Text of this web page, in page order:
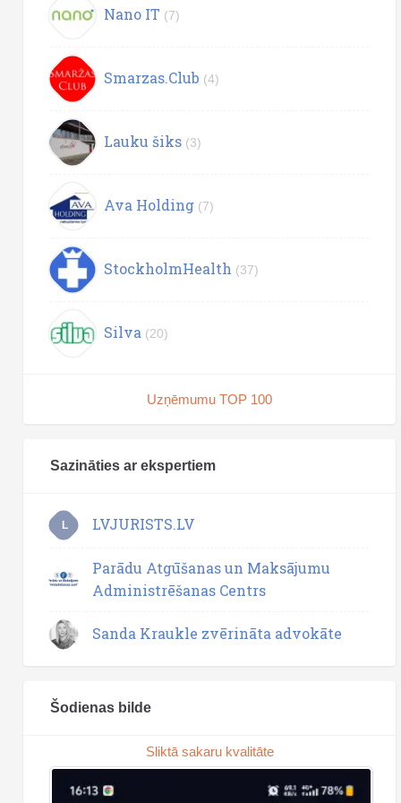
Nano IT (7)
Smarzas.Club (4)
Lauku šiks (3)
Ava Holding (7)
StockholmHealth (37)
Silva (20)
Uzņēmumu TOP 100
Sazināties ar ekspertiem
L LVJURISTS.LV
Parādu Atgūšanas un Maksājumu
Administrēšanas Centrs
Sanda Kraukle zvērināta advokāte
Šodienas bilde
Sliktā sakaru kvalitāte